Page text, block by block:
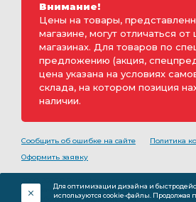
Внимание!
Цены на товары,
магазине, могут отличаться
магазинах. Для товаров по
предложению (акция,
цена указана на условиях
склада, на котором позиция
наличии.
Сообщить об ошибке на сайте
Политика
Оформить заявку
обозначением ООО «РуМоторс». Все права на
разработку принадлежат ООО «Румоторс».
Для оптимизации дизайна и
используются cookie-файлы. Продолжая